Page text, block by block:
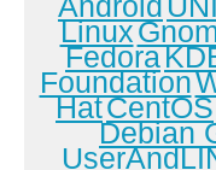
Linux
Fedora
Foundation
HatCentOS
Debian